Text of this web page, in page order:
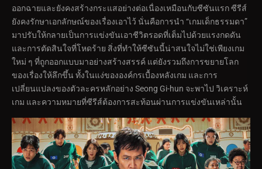
ออกฉายและยังคงสร้างกระแสอย่างต่อเนื่องเหมือนกับซีซันแรก ซีรีส์
ยังคงรักษาเอกลักษณ์ของเรื่องเอาไว้ นั่นคือการนำ “เกมเด็กธรรมดา”
มาปรับให้กลายเป็นการแข่งขันเอาชีวิตรอดที่เต็มไปด้วยแรงกดดัน
และการตัดสินใจที่โหดร้าย สิ่งที่ทำให้ซีซันนี้น่าสนใจไม่ใช่เพียงเกม
ใหม่ ๆ ที่ถูกออกแบบมาอย่างสร้างสรรค์ แต่ยังรวมถึงการขยายโลก
ของเรื่องให้ลึกขึ้น ทั้งในแง่ขององค์กรเบื้องหลังเกม และการ
เปลี่ยนแปลงของตัวละครหลักอย่าง Seong Gi-hun จะพาไป วิเคราะห์
เกม และความหมายที่ซีรีส์ต้องการสะท้อนผ่านการแข่งขันเหล่านั้น